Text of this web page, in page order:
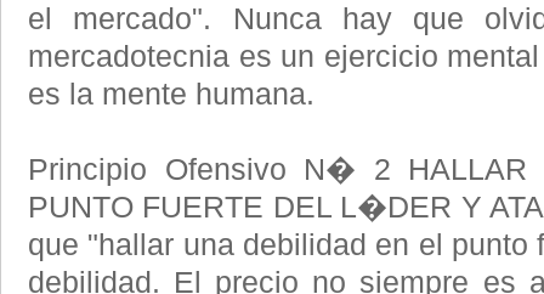
el mercado". Nunca hay que
mercadotecnia es un ejercicio
es la mente humana.
Principio Ofensivo N� 2 HALLAR
PUNTO FUERTE DEL L�DER Y
que "hallar una debilidad en el
debilidad. El precio no siempre es